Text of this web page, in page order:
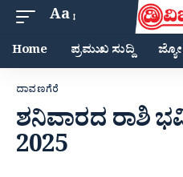
Aa
Home ಪ್ರಮುಖ ಸುದ್ದಿ
ದಾವಣಗೆರೆ
ಶನಿವಾರದ ರಾಶಿ
2025